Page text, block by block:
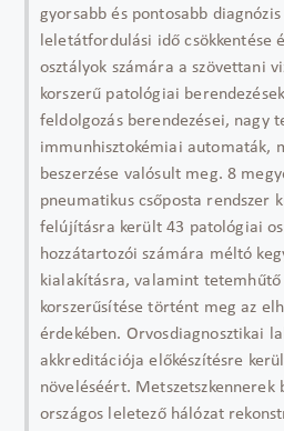
gyorsabb és pontosabb
leletátfordulási idő csökkentése
osztályok számára a szövettani
korszerű patológiai
feldolgozás berendezései, nagy
immunhisztokémiai automaták,
beszerzése valósult meg. 8
pneumatikus csőposta rendszer
felújításra került 43 patológiai
hozzátartozói számára méltó
kialakításra, valamint tetemhűtő
korszerűsítése történt meg az
érdekében. Orvosdiagnosztikai
akkreditációja előkészítésre
növeléséért. Metszetszkennerek
országos leletező hálózat